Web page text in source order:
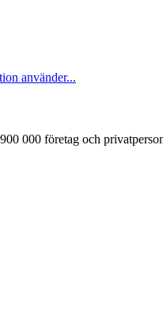
använder...
000 företag och